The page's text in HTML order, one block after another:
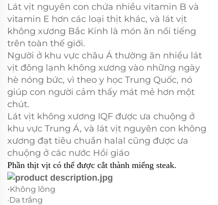
Lát vịt nguyên con chứa nhiều vitamin B và
vitamin E hơn các loại thịt khác, và lát vịt
không xương Bắc Kinh là món ăn nổi tiếng
trên toàn thế giới.
Người ở khu vực châu Á thường ăn nhiều lát
vịt đông lạnh không xương vào những ngày
hè nóng bức, vì theo y học Trung Quốc, nó
giúp con người cảm thấy mát mẻ hơn một
chút.
Lát vịt không xương IQF được ưa chuộng ở
khu vực Trung Á, và lát vịt nguyên con không
xương đạt tiêu chuẩn halal cũng được ưa
chuộng ở các nước Hồi giáo
Phần thịt vịt có thể được cắt thành miếng steak.
·Không lông
·Da trắng